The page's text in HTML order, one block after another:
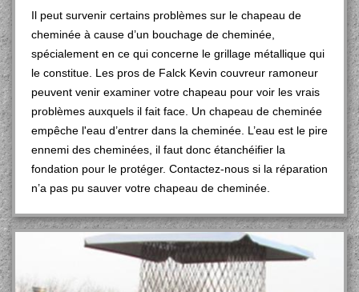
Il peut survenir certains problèmes sur le chapeau de
cheminée à cause d’un bouchage de cheminée,
spécialement en ce qui concerne le grillage métallique qui
le constitue. Les pros de Falck Kevin couvreur ramoneur
peuvent venir examiner votre chapeau pour voir les vrais
problèmes auxquels il fait face. Un chapeau de cheminée
empêche l'eau d’entrer dans la cheminée. L’eau est le pire
ennemi des cheminées, il faut donc étanchéifier la
fondation pour le protéger. Contactez-nous si la réparation
n’a pas pu sauver votre chapeau de cheminée.